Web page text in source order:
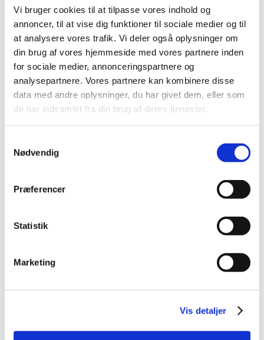
Vi bruger cookies til at tilpasse vores indhold og
annoncer, til at vise dig funktioner til sociale medier og til
at analysere vores trafik. Vi deler også oplysninger om
din brug af vores hjemmeside med vores partnere inden
for sociale medier, annonceringspartnere og
analysepartnere. Vores partnere kan kombinere disse
data med andre oplysninger, du har givet dem, eller som
de har indsamlet fra din brug af deres tjenester.
Nødvendig
Præferencer
Statistik
Marketing
Vis detaljer